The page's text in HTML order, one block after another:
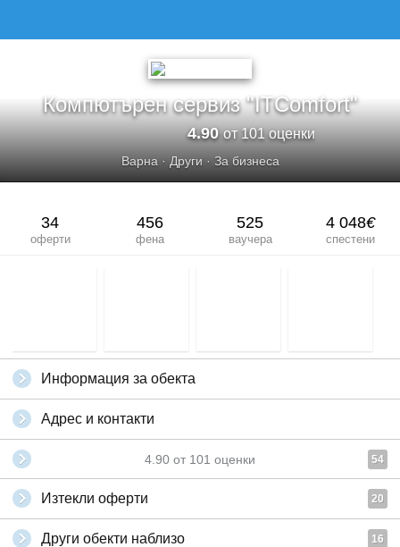
Компютърен сервиз "ITComfort"
4.90от 101 оценки
Варна· Други· За бизнеса
34
оферти
456
фена
525
ваучера
4 048€
спестени
Информация за обекта
Адрес и контакти
4.90 от 101 оценки 54
Изтекли оферти 20
Други обекти наблизо 16